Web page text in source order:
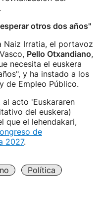
otros dos años"
Naiz Irratia, el portavoz
Pello Otxandiano,
necesita el euskera
y ha instado a los
de Empleo Público.
acto 'Euskararen
del euskera)
que el lehendakari,
de
2027.
Política